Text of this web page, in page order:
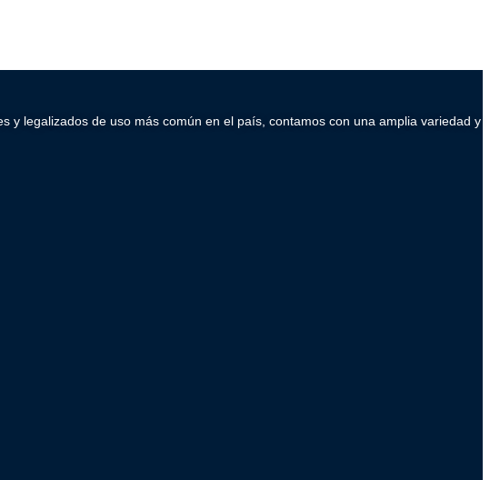
y legalizados de uso más común en el país, contamos con una amplia variedad y